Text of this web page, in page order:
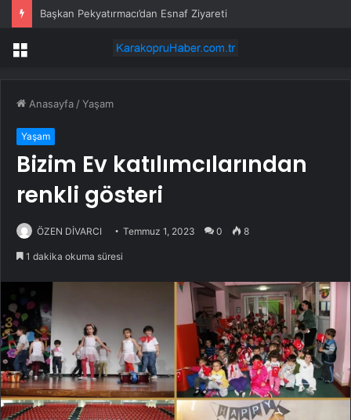
Başkan Pekyatırmacı’dan Esnaf Ziyareti
Menü
Anasayfa /Yaşam
Yaşam
Bizim Ev katılımcılarından
renkli gösteri
ÖZEN DİVARCI Temmuz 1, 2023 0 8
1 dakika okuma süresi